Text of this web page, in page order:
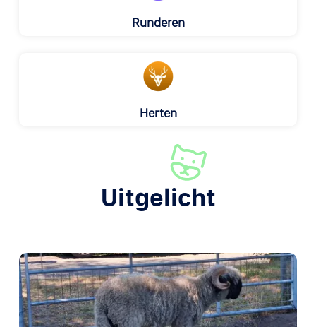
Runderen
Herten
Uitgelicht